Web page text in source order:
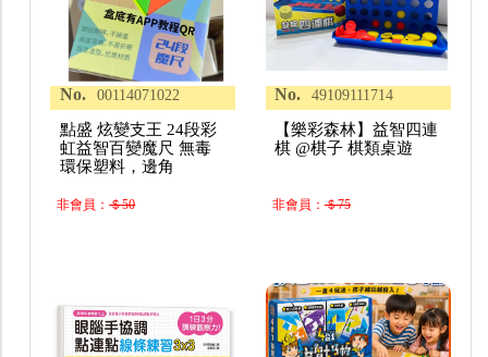
No. 00114071022
點盛 炫變支王 24段彩
虹益智百變魔尺 無毒
環保塑料，邊角
非會員：＄50
No. 49109111714
【樂彩森林】益智四連
棋 @棋子 棋類桌遊
非會員：＄75